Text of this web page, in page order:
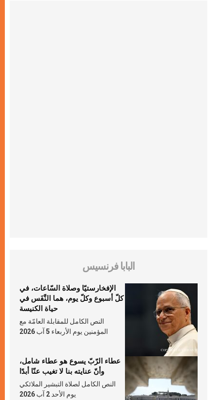
البابا فرنسيس
الإفخارستيّا وصلاة السّاعات، في
كلّ أسبوع وكلّ يوم، هما النَّفَس في
حياة الكنيسة
النص الكامل للمقابلة العامّة مع
المؤمنين يوم الأربعاء 5 آب 2026
عطاء الرّبّ يسوع هو عطاء شامل،
وأنّ عنايته بنا لا تغيب عنّا أبدًا
النص الكامل لصلاة التبشير الملائكي
يوم الأحد 2 آب 2026